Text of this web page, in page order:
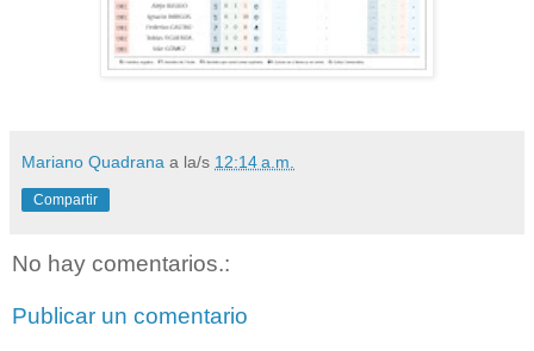
Mariano Quadrana a la/s 12:14 a.m.
Compartir
No hay comentarios.:
Publicar un comentario